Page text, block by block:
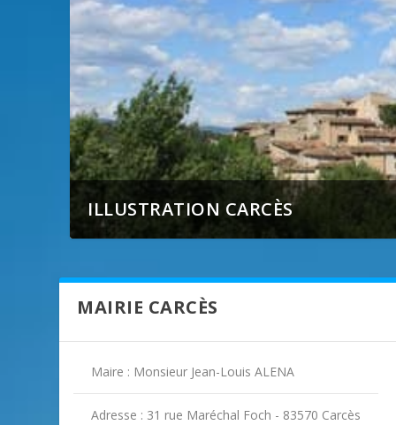
ILLUSTRATION CARCÈS
MAIRIE CARCÈS
Maire : Monsieur Jean-Louis ALENA
Adresse : 31 rue Maréchal Foch - 83570 Carcès